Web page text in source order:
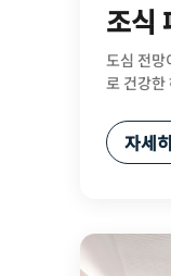
조식
도심 전망
로 건강한
자세